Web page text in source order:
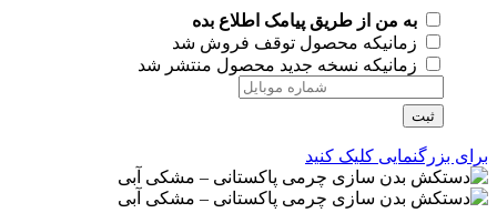
به من از طریق پیامک اطلاع بده
زمانیکه محصول توقف فروش شد
زمانیکه نسخه جدید محصول منتشر شد
ثبت
برای بزرگنمایی کلیک کنید